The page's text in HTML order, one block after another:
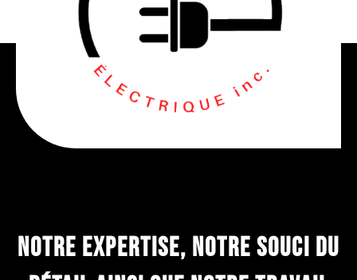
Notre expertise, Notre souci du